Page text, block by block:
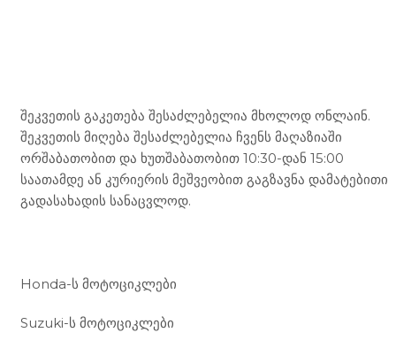
შეკვეთის გაკეთება შესაძლებელია მხოლოდ ონლაინ.
შეკვეთის მიღება შესაძლებელია ჩვენს მაღაზიაში
ორშაბათობით და ხუთშაბათობით 10:30-დან 15:00
საათამდე ან კურიერის მეშვეობით გაგზავნა დამატებითი
გადასახადის სანაცვლოდ.
Honda-ს მოტოციკლები
Suzuki-ს მოტოციკლები